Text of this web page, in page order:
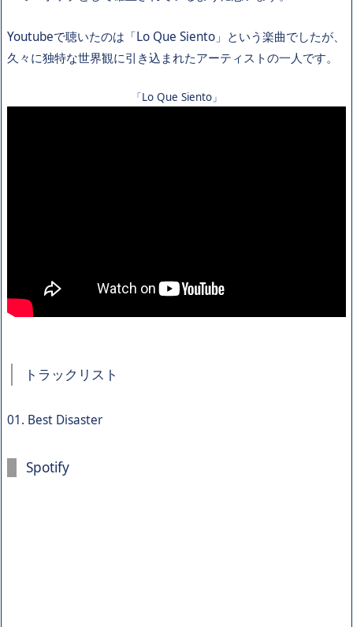
Youtubeで聴いたのは「Lo Que Siento」という楽曲でしたが、
久々に独特な世界観に引き込まれたアーティストの一人です。
「Lo Que Siento」
トラックリスト
01. Best Disaster
Spotify